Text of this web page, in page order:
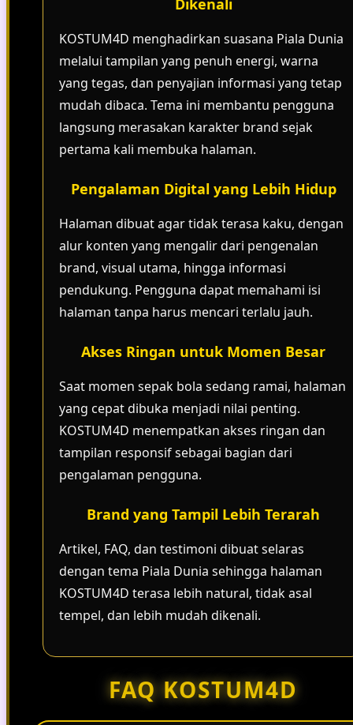
Dikenali
KOSTUM4D menghadirkan suasana Piala Dunia
melalui tampilan yang penuh energi, warna
yang tegas, dan penyajian informasi yang tetap
mudah dibaca. Tema ini membantu pengguna
langsung merasakan karakter brand sejak
pertama kali membuka halaman.
Pengalaman Digital yang Lebih Hidup
Halaman dibuat agar tidak terasa kaku, dengan
alur konten yang mengalir dari pengenalan
brand, visual utama, hingga informasi
pendukung. Pengguna dapat memahami isi
halaman tanpa harus mencari terlalu jauh.
Akses Ringan untuk Momen Besar
Saat momen sepak bola sedang ramai, halaman
yang cepat dibuka menjadi nilai penting.
KOSTUM4D menempatkan akses ringan dan
tampilan responsif sebagai bagian dari
pengalaman pengguna.
Brand yang Tampil Lebih Terarah
Artikel, FAQ, dan testimoni dibuat selaras
dengan tema Piala Dunia sehingga halaman
KOSTUM4D terasa lebih natural, tidak asal
tempel, dan lebih mudah dikenali.
FAQ KOSTUM4D